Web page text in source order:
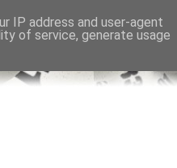
IP address and user-agent
of service, generate usage